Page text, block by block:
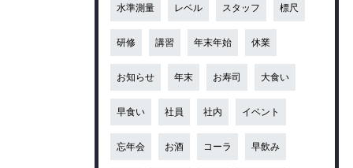
水準測量 レベル スタッフ 標尺
研修 講習 年末年始 休業
お知らせ 年末 お寿司 大食い
早食い 社員 社内 イベント
忘年会 お酒 コーラ 早飲み